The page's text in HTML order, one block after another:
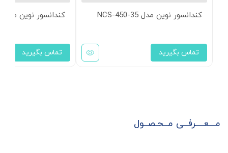
کندانسور نوین مدل NCS-450-35
تماس بگیرید
کندانسور نوین مدل NCH-450-35
تماس بگیرید
مـــعــــرفــی مــحـصــول